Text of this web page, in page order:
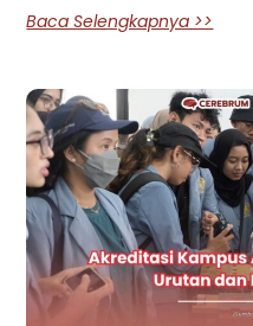
Baca Selengkapnya >>